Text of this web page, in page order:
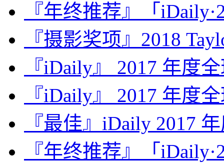
『年终推荐』「
『摄影奖项』2018
『iDaily』 2017 年度
『iDaily』 2017 年度
『最佳』iDaily 2017
『年终推荐』「